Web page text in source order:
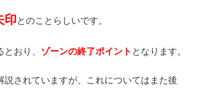
印 とのことらしいです。
おり、 ゾーンの終了ポイント となります。
されていますが、これについてはまた後